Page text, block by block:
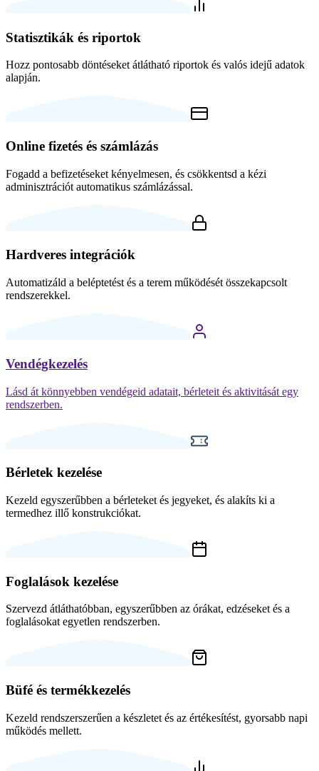
Statisztikák és riportok
Hozz pontosabb döntéseket átlátható riportok és valós idejű adatok
alapján.
Online fizetés és számlázás
Fogadd a befizetéseket kényelmesen, és csökkentsd a kézi
adminisztrációt automatikus számlázással.
Hardveres integrációk
Automatizáld a beléptetést és a terem működését összekapcsolt
rendszerekkel.
Vendégkezelés
Lásd át könnyebben vendégeid adatait, bérleteit és aktivitását egy
rendszerben.
Bérletek kezelése
Kezeld egyszerűbben a bérleteket és jegyeket, és alakíts ki a
termedhez illő konstrukciókat.
Foglalások kezelése
Szervezd átláthatóbban, egyszerűbben az órákat, edzéseket és a
foglalásokat egyetlen rendszerben.
Büfé és termékkezelés
Kezeld rendszerszerűen a készletet és az értékesítést, gyorsabb napi
működés mellett.